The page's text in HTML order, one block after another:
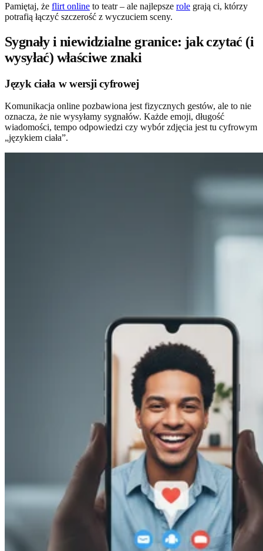
Pamiętaj, że flirt online to teatr – ale najlepsze role grają ci, którzy
potrafią łączyć szczerość z wyczuciem sceny.
Sygnały i niewidzialne granice: jak czytać (i
wysyłać) właściwe znaki
Język ciała w wersji cyfrowej
Komunikacja online pozbawiona jest fizycznych gestów, ale to nie
oznacza, że nie wysyłamy sygnałów. Każde emoji, długość
wiadomości, tempo odpowiedzi czy wybór zdjęcia jest tu cyfrowym
„językiem ciała”.